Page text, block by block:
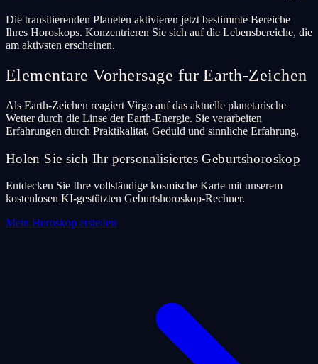
Die transitierenden Planeten aktivieren jetzt bestimmte Bereiche
Ihres Horoskops. Konzentrieren Sie sich auf die Lebensbereiche, die
am aktivsten erscheinen.
Elementare Vorhersage fur Earth-Zeichen
Als Earth-Zeichen reagiert Virgo auf das aktuelle planetarische
Wetter durch die Linse der Earth-Energie. Sie verarbeiten
Erfahrungen durch Praktikalitat, Geduld und sinnliche Erfahrung.
Holen Sie sich Ihr personalisiertes Geburtshoroskop
Entdecken Sie Ihre vollständige kosmische Karte mit unserem
kostenlosen KI-gestützten Geburtshoroskop-Rechner.
Mein Horoskop erstellen